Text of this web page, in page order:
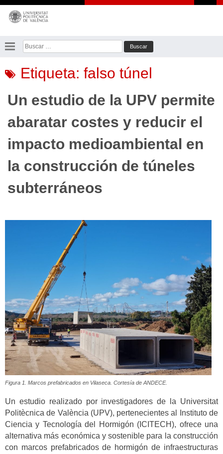
Saltar
contenido
Buscar:
Etiqueta: falso túnel
Un estudio de la UPV permite
abaratar costes y reducir el
impacto medioambiental en
la construcción de túneles
subterráneos
Figura 1. Marcos prefabricados en Vilaseca. Cortesía de ANDECE.
Un estudio realizado por investigadores de la Universitat
Politècnica de València (UPV), pertenecientes al Instituto de
Ciencia y Tecnología del Hormigón (ICITECH), ofrece una
alternativa más económica y sostenible para la construcción
con marcos prefabricados de hormigón de infraestructuras